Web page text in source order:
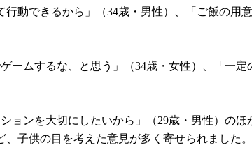
動できるから」（34歳・男性）、「ご飯の用
ームするな、と思う」（34歳・女性）、「一
ョンを大切にしたいから」（29歳・男性）の
子供の目を考えた意見が多く寄せられました。